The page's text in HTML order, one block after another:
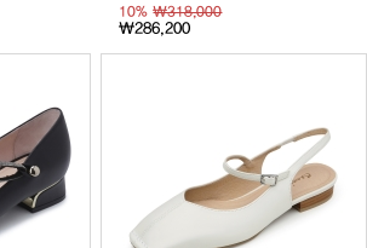
10%₩318,000
₩286,200